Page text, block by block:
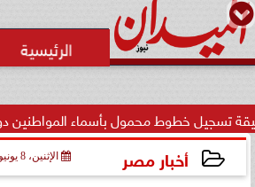
محمول بأسماء المواطنين دون...
أخبار مصر الإثنين، 8 يونيو 2026